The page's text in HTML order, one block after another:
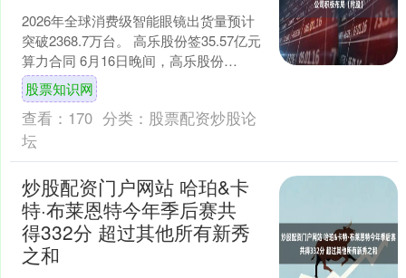
2026年全球消费级智能眼镜出货量预计
突破2368.7万台。 高乐股份签35.57亿元
算力合同 6月16日晚间，高乐股份
（002348.SZ）公告称，公司全资子....
股票知识网
查看： 170 分类： 股票配资炒股论
坛
炒股配资门户网站 哈珀&卡
特·布莱恩特今年季后赛共
得332分 超过其他所有新秀
之和